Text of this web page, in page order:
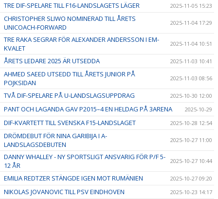
TRE DIF-SPELARE TILL F16-LANDSLAGETS LÄGER 2025-11-05 15:23
CHRISTOPHER SLIWO NOMINERAD TILL ÅRETS
UNICOACH-FORWARD
2025-11-04 17:29
TRE RAKA SEGRAR FÖR ALEXANDER ANDERSSON I EM-
KVALET
2025-11-04 10:51
ÅRETS LEDARE 2025 ÄR UTSEDDA 2025-11-03 10:41
AHMED SAEED UTSEDD TILL ÅRETS JUNIOR PÅ
POJKSIDAN
2025-11-03 08:56
TVÅ DIF-SPELARE PÅ U-LANDSLAGSUPPDRAG 2025-10-30 12:00
PANT OCH LAGANDA GAV P2015–4 EN HELDAG PÅ 3ARENA 2025-10-29
DIF-KVARTETT TILL SVENSKA F15-LANDSLAGET 2025-10-28 12:54
DRÖMDEBUT FÖR NINA GARIBIJA I A-
LANDSLAGSDEBUTEN
2025-10-27 11:00
DANNY WHALLEY - NY SPORTSLIGT ANSVARIG FÖR P/F 5-
12 ÅR
2025-10-27 10:44
EMILIA REDTZER STÄNGDE IGEN MOT RUMÄNIEN 2025-10-27 09:20
NIKOLAS JOVANOVIC TILL PSV EINDHOVEN 2025-10-23 14:17